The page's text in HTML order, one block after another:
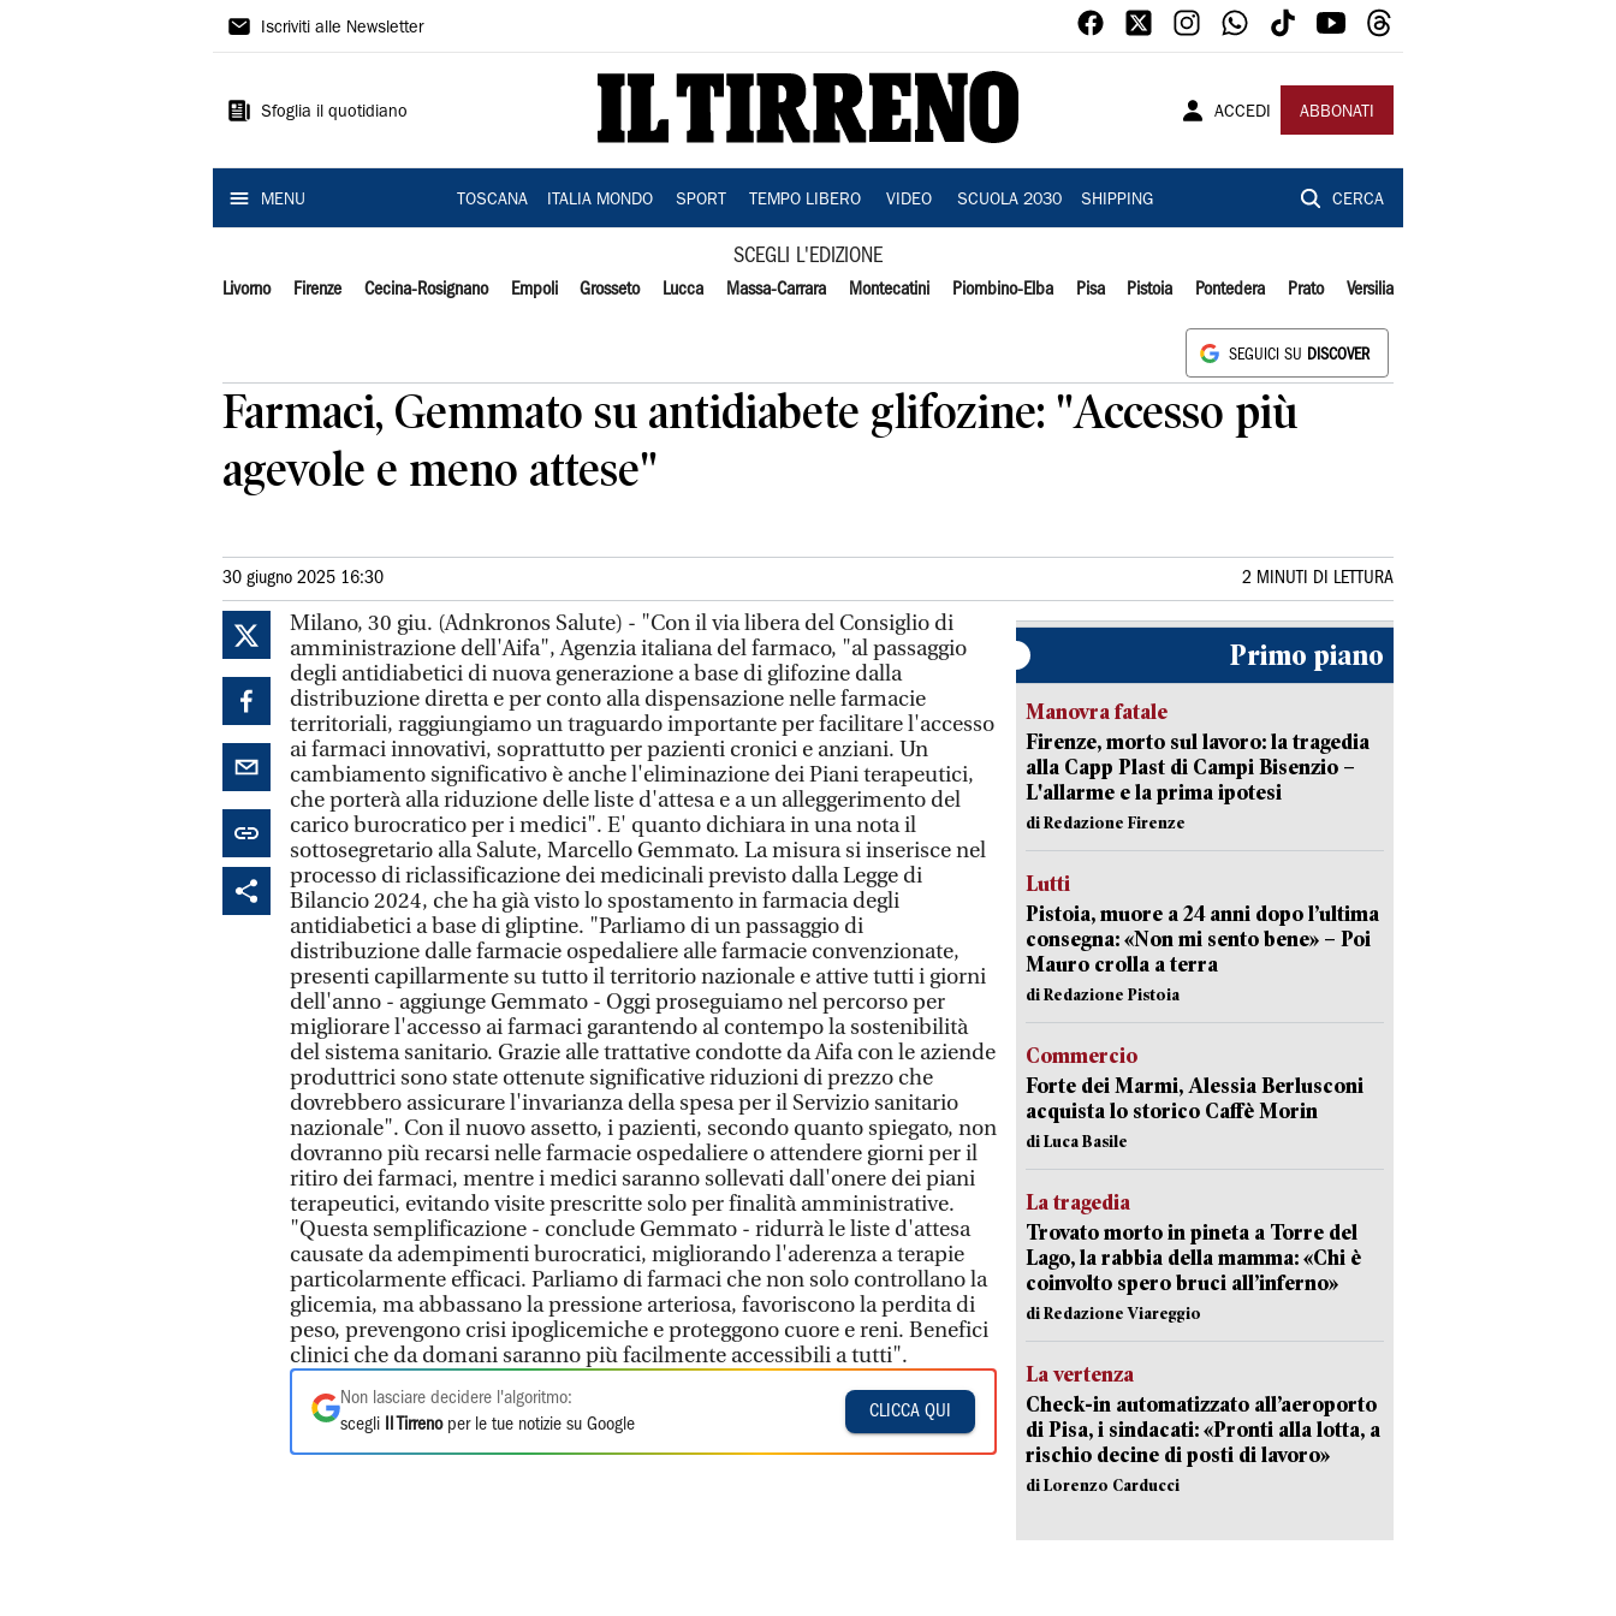
Il
Iscriviti alle Newsletter
Sfoglia il quotidiano ACCEDI ABBONATI
MENU TOSCANA ITALIA MONDO SPORT TEMPO LIBERO VIDEO SCUOLA 2030 SHIPPING CERCA
SCEGLI L'EDIZIONE
Livorno Firenze Cecina-Rosignano Empoli Grosseto Lucca Massa-Carrara Montecatini Piombino-Elba Pisa Pistoia Pontedera Prato Versilia
SEGUICI SU DISCOVER
Farmaci, Gemmato su antidiabete glifozine: "Accesso più
agevole e meno attese"
30 giugno 2025 16:30 2 MINUTI DI LETTURA
Milano, 30 giu. (Adnkronos Salute) - "Con il via libera del Consiglio di
amministrazione dell'Aifa", Agenzia italiana del farmaco, "al passaggio
degli antidiabetici di nuova generazione a base di glifozine dalla
distribuzione diretta e per conto alla dispensazione nelle farmacie
territoriali, raggiungiamo un traguardo importante per facilitare l'accesso
ai farmaci innovativi, soprattutto per pazienti cronici e anziani. Un
cambiamento significativo è anche l'eliminazione dei Piani terapeutici,
che porterà alla riduzione delle liste d'attesa e a un alleggerimento del
carico burocratico per i medici". E' quanto dichiara in una nota il
sottosegretario alla Salute, Marcello Gemmato. La misura si inserisce nel
processo di riclassificazione dei medicinali previsto dalla Legge di
Bilancio 2024, che ha già visto lo spostamento in farmacia degli
antidiabetici a base di gliptine. "Parliamo di un passaggio di
distribuzione dalle farmacie ospedaliere alle farmacie convenzionate,
presenti capillarmente su tutto il territorio nazionale e attive tutti i giorni
dell'anno - aggiunge Gemmato - Oggi proseguiamo nel percorso per
migliorare l'accesso ai farmaci garantendo al contempo la sostenibilità
del sistema sanitario. Grazie alle trattative condotte da Aifa con le aziende
produttrici sono state ottenute significative riduzioni di prezzo che
dovrebbero assicurare l'invarianza della spesa per il Servizio sanitario
nazionale". Con il nuovo assetto, i pazienti, secondo quanto spiegato, non
dovranno più recarsi nelle farmacie ospedaliere o attendere giorni per il
ritiro dei farmaci, mentre i medici saranno sollevati dall'onere dei piani
terapeutici, evitando visite prescritte solo per finalità amministrative.
"Questa semplificazione - conclude Gemmato - ridurrà le liste d'attesa
causate da adempimenti burocratici, migliorando l'aderenza a terapie
particolarmente efficaci. Parliamo di farmaci che non solo controllano la
glicemia, ma abbassano la pressione arteriosa, favoriscono la perdita di
peso, prevengono crisi ipoglicemiche e proteggono cuore e reni. Benefici
clinici che da domani saranno più facilmente accessibili a tutti".
Non lasciare decidere l'algoritmo:
scegli
Il Tirrenoper le tue notizie su Google
CLICCA QUI
Primo piano
Manovra fatale
Firenze, morto sul lavoro: la tragedia
alla Capp Plast di Campi Bisenzio –
L'allarme e la prima ipotesi
di Redazione Firenze
Lutti
Pistoia, muore a 24 anni dopo l’ultima
consegna: «Non mi sento bene» – Poi
Mauro crolla a terra
di Redazione Pistoia
Commercio
Forte dei Marmi, Alessia Berlusconi
acquista lo storico Caffè Morin
di Luca Basile
La tragedia
Trovato morto in pineta a Torre del
Lago, la rabbia della mamma: «Chi è
coinvolto spero bruci all’inferno»
di Redazione Viareggio
La vertenza
Check-in automatizzato all’aeroporto
di Pisa, i sindacati: «Pronti alla lotta, a
rischio decine di posti di lavoro»
di Lorenzo Carducci